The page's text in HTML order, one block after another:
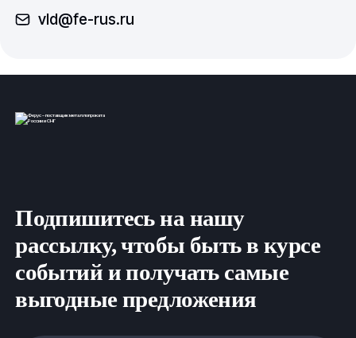
vld@fe-rus.ru
Подпишитесь на нашу
рассылку, чтобы быть в курсе
событий и получать самые
выгодные предложения